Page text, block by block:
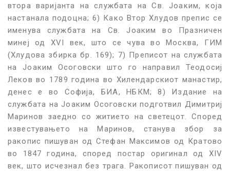
втора варијанта на службата на Св. Јоаким, која
настанала подоцна; 6) Како Втор Хлудов препис се
именува службата на Св. Јоаким во Празничен
минеј од XVI век, што се чува во Москва, ГИМ
(Хлудова збирка бр. 169); 7) Преписот на службата
на Јоаким Осоговски што го направил Теодосиј
Леков во 1789 година во Хилендарскиот манастир,
денес е во Софија, БИА, НБКМ; 8) Издание на
службата на Јоаким Осоговски подготвил Димитриј
Маринов заедно со житието на светецот. Според
известувањето на Маринов, станува збор за
ракопис пишуван од Стефан Максимов од Кратово
во 1847 година, според постар оригинал од XIV
век, што исчезнал без трага. Ракописот пишуван од